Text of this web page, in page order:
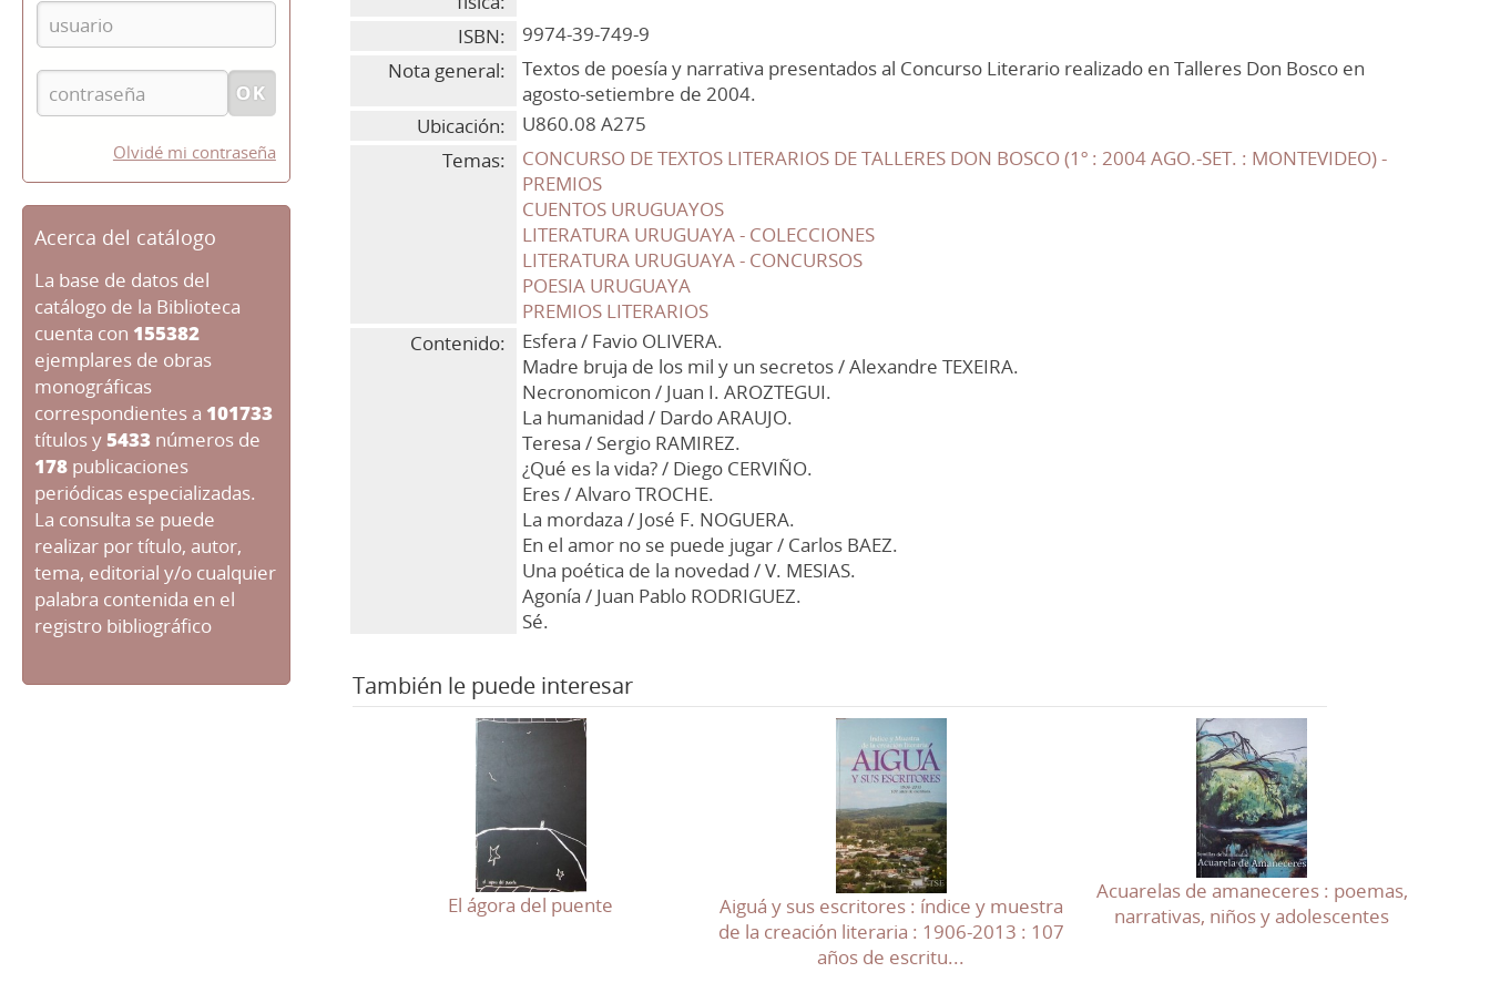
ISBN:
9974-39-749-9
Nota general:
Textos de poesía y narrativa presentados al Concurso Literario realizado en Talleres Don Bosco en
agosto-setiembre de 2004.
Ubicación:
U860.08 A275
Temas:
CONCURSO DE TEXTOS LITERARIOS DE TALLERES DON BOSCO (1º : 2004 AGO.-SET. : MONTEVIDEO) -
PREMIOS
CUENTOS URUGUAYOS
LITERATURA URUGUAYA - COLECCIONES
LITERATURA URUGUAYA - CONCURSOS
POESIA URUGUAYA
PREMIOS LITERARIOS
Contenido:
Esfera / Favio OLIVERA.
Madre bruja de los mil y un secretos / Alexandre TEXEIRA.
Necronomicon / Juan I. AROZTEGUI.
La humanidad / Dardo ARAUJO.
Teresa / Sergio RAMIREZ.
¿Qué es la vida? / Diego CERVIÑO.
Eres / Alvaro TROCHE.
La mordaza / José F. NOGUERA.
En el amor no se puede jugar / Carlos BAEZ.
Una poética de la novedad / V. MESIAS.
Agonía / Juan Pablo RODRIGUEZ.
Sé.
También le puede interesar
El ágora del puente
Aiguá y sus escritores : índice y muestra
de la creación literaria : 1906-2013 : 107
años de escritu...
Acuarelas de amaneceres : poemas,
narrativas, niños y adolescentes
Olvidé mi contraseña
Acerca del catálogo
La base de datos del
catálogo de la Biblioteca
cuenta con 155382
ejemplares de obras
monográficas
correspondientes a 101733
títulos y5433 números de
178 publicaciones
periódicas especializadas.
La consulta se puede
realizar por título, autor,
tema, editorial y/o cualquier
palabra contenida en el
registro bibliográfico